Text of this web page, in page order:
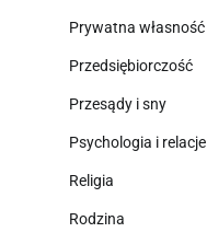
Prywatna własność
Przedsiębiorczość
Przesądy i sny
Psychologia i relacje
Religia
Rodzina